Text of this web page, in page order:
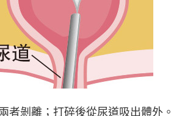
者剝離；打碎後從尿道吸出體外。